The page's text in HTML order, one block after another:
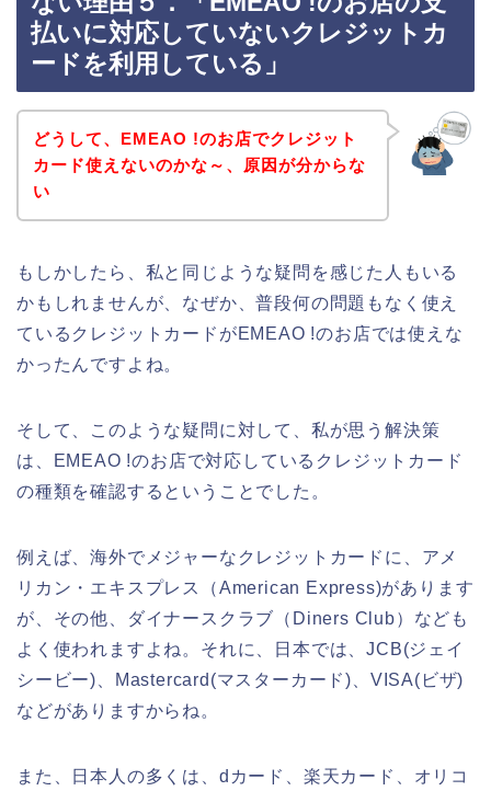
払いに対応していないクレジットカ
ードを利用している」
どうして、EMEAO !のお店でクレジット
カード使えないのかな～、原因が分からな
い
もしかしたら、私と同じような疑問を感じた人もいる
かもしれませんが、なぜか、普段何の問題もなく使え
ているクレジットカードがEMEAO !のお店では使えな
かったんですよね。
そして、このような疑問に対して、私が思う解決策
は、EMEAO !のお店で対応しているクレジットカード
の種類を確認するということでした。
例えば、海外でメジャーなクレジットカードに、アメ
リカン・エキスプレス（American Express)があります
が、その他、ダイナースクラブ（Diners Club）なども
よく使われますよね。それに、日本では、JCB(ジェイ
シービー)、Mastercard(マスターカード)、VISA(ビザ)
などがありますからね。
また、日本人の多くは、dカード、楽天カード、オリコ